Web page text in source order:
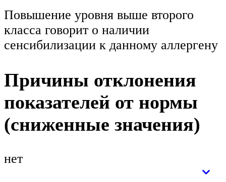
Повышение уровня выше второго
класса говорит о наличии
сенсибилизации к данному аллергену
Причины отклонения
показателей от нормы
(сниженные значения)
нет